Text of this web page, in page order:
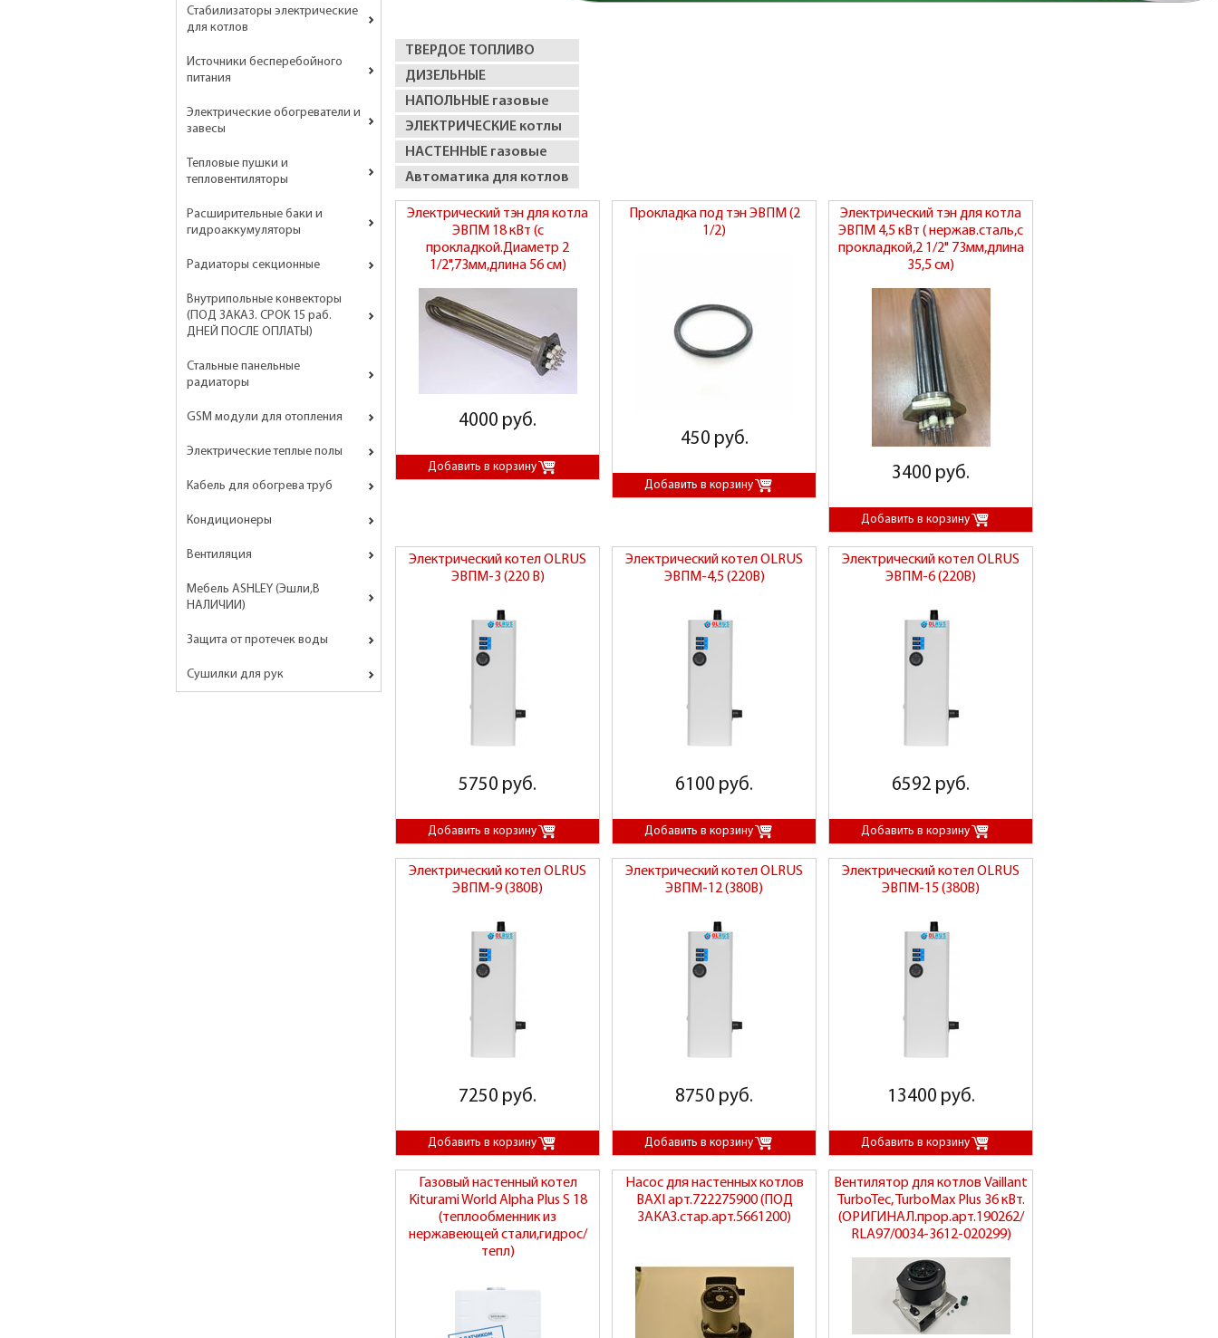
Стабилизаторы электрические
для котлов
Источники бесперебойного
питания
Электрические обогреватели и
завесы
Тепловые пушки и
тепловентиляторы
Расширительные баки и
гидроаккумуляторы
Радиаторы секционные
Внутрипольные конвекторы
(ПОД ЗАКАЗ. СРОК 15 раб.
ДНЕЙ ПОСЛЕ ОПЛАТЫ)
Стальные панельные
радиаторы
GSM модули для отопления
Электрические теплые полы
Кабель для обогрева труб
Кондиционеры
Вентиляция
Мебель ASHLEY (Эшли,В
НАЛИЧИИ)
Защита от протечек воды
Сушилки для рук
ТВЕРДОЕ ТОПЛИВО
ДИЗЕЛЬНЫЕ
НАПОЛЬНЫЕ газовые
ЭЛЕКТРИЧЕСКИЕ котлы
НАСТЕННЫЕ газовые
Автоматика для котлов
Электрический тэн для котла
ЭВПМ 18 кВт (с
прокладкой.Диаметр 2
1/2",73мм,длина 56 см)
4000 руб.
Прокладка под тэн ЭВПМ (2
1/2)
450 руб.
Электрический тэн для котла
ЭВПМ 4,5 кВт ( нержав.сталь,с
прокладкой,2 1/2" 73мм,длина
35,5 см)
3400 руб.
Электрический котел OLRUS
ЭВПМ-3 (220 В)
5750 руб.
Электрический котел OLRUS
ЭВПМ-4,5 (220В)
6100 руб.
Электрический котел OLRUS
ЭВПМ-6 (220В)
6592 руб.
Электрический котел OLRUS
ЭВПМ-9 (380В)
7250 руб.
Электрический котел OLRUS
ЭВПМ-12 (380В)
8750 руб.
Электрический котел OLRUS
ЭВПМ-15 (380В)
13400 руб.
Газовый настенный котел
Kiturami World Alpha Plus S 18
(теплообменник из
нержавеющей стали,гидрос/
тепл)
Насос для настенных котлов
BAXI арт.722275900 (ПОД
ЗАКАЗ.стар.арт.5661200)
Вентилятор для котлов Vaillant
TurboTec, TurboMax Plus 36 кВт.
(ОРИГИНАЛ.прор.арт.190262/
RLА97/0034-3612-020299)